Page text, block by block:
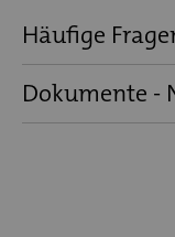
Häufige
Dokumente -